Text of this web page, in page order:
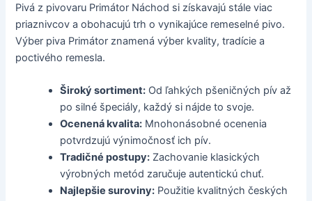
Pivá z pivovaru Primátor Náchod si získavajú stále viac
priaznivcov a obohacujú trh o vynikajúce remeselné pivo.
Výber piva Primátor znamená výber kvality, tradície a
poctivého remesla.
Široký sortiment: Od ľahkých pšeničných pív až
po silné špeciály, každý si nájde to svoje.
Ocenená kvalita: Mnohonásobné ocenenia
potvrdzujú výnimočnosť ich pív.
Tradičné postupy: Zachovanie klasických
výrobných metód zaručuje autentickú chuť.
Najlepšie suroviny: Použitie kvalitných českých